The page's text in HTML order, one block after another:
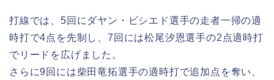
打線では、5回にダヤン・ビシエド選手の走者一掃の適
時打で4点を先制し、7回には松尾汐恩選手の2点適時打
でリードを広げました。
さらに9回には柴田竜拓選手の適時打で追加点を奪い、